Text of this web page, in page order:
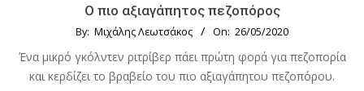
Ο πιο αξιαγάπητος πεζοπόρος
By: Μιχάλης Λεωτσάκος On: 26/05/2020
Ένα μικρό γκόλντεν ριτρίβερ πάει πρώτη φορά για πεζοπορία
και κερδίζει το βραβείο του πιο αξιαγάπητου πεζοπόρου.